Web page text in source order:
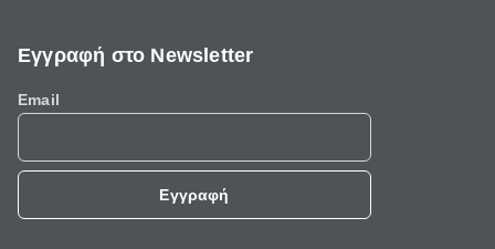
Εγγραφή στο Newsletter
Email
Εγγραφή